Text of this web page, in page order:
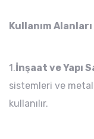
Kullanım Alanları
1.İnşaat ve Yapı
sistemleri ve
kullanılır.